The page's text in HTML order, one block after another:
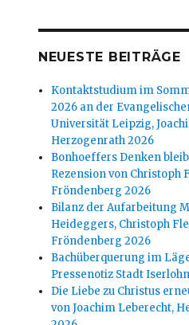
NEUESTE BEITRÄGE
Kontaktstudium im
2026 an der
Universität Leipzig,
Herzogenrath 2026
Bonhoeffers Denken
Rezension von Christoph
Fröndenberg 2026
Bilanz der Aufarbeitung
Heideggers, Christoph
Fröndenberg 2026
Bachüberquerung im
Pressenotiz Stadt Iserlohn
Die Liebe zu Christus
von Joachim Leberecht,